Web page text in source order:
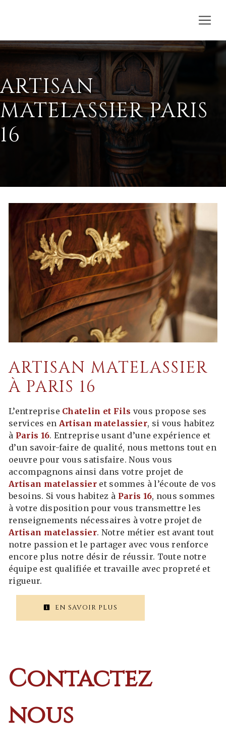
ARTISAN
MATELASSIER PARIS
16
ARTISAN MATELASSIER
À PARIS 16
L’entreprise Chatelin et Fils vous propose ses
services en Artisan matelassier, si vous habitez
à Paris 16. Entreprise usant d’une expérience et
d’un savoir-faire de qualité, nous mettons tout en
oeuvre pour vous satisfaire. Nous vous
accompagnons ainsi dans votre projet de
Artisan matelassier et sommes à l’écoute de vos
besoins. Si vous habitez à Paris 16, nous sommes
à votre disposition pour vous transmettre les
renseignements nécessaires à votre projet de
Artisan matelassier. Notre métier est avant tout
notre passion et le partager avec vous renforce
encore plus notre désir de réussir. Toute notre
équipe est qualifiée et travaille avec propreté et
rigueur.
EN SAVOIR PLUS
Contactez
nous